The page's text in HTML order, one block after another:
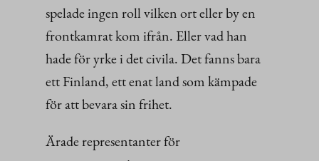
spelade ingen roll vilken ort eller by en
frontkamrat kom ifrån. Eller vad han
hade för yrke i det civila. Det fanns bara
ett Finland, ett enat land som kämpade
för att bevara sin frihet.
Ärade representanter för